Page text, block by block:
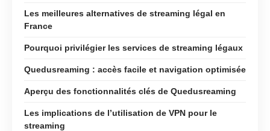
Les meilleures alternatives de streaming légal en
France
Pourquoi privilégier les services de streaming légaux
Quedusreaming : accès facile et navigation optimisée
Aperçu des fonctionnalités clés de Quedusreaming
Les implications de l’utilisation de VPN pour le
streaming